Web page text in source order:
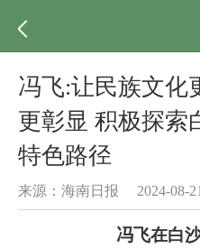
冯飞:让民族文化
更彰显 积极探索
特色路径
来源：海南日报 2024-08-
冯飞在白